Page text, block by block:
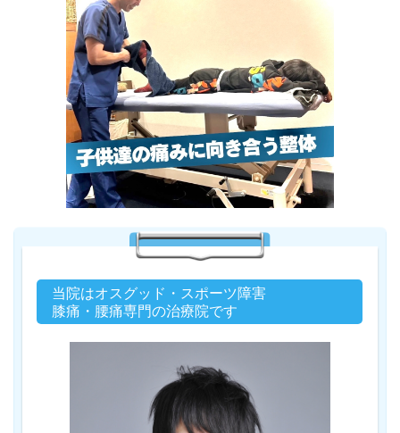
当院はオスグッド・スポーツ障害
膝痛・腰痛専門の治療院です